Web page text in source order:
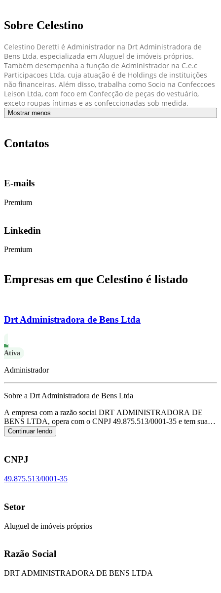
Sobre Celestino
Celestino Deretti é Administrador na Drt Administradora de
Bens Ltda, especializada em Aluguel de imóveis próprios.
Também desempenha a função de Administrador na C.e.c
Participacoes Ltda, cuja atuação é de Holdings de instituições
não financeiras. Além disso, trabalha como Socio na Confeccoes
Leison Ltda, com foco em Confecção de peças do vestuário,
exceto roupas íntimas e as confeccionadas sob medida.
Mostrar menos
Contatos
E-mails
Premium
Linkedin
Premium
Empresas em que Celestino é listado
Drt Administradora de Bens Ltda
Ativa
Administrador
Sobre a Drt Administradora de Bens Ltda
A empresa com a razão social DRT ADMINISTRADORA DE
BENS LTDA, opera com o CNPJ 49.875.513/0001-35 e tem sua
sede localizada em Jaragua do Sul/SC.
atuação é de aluguel de imóveis próprios, de acordo com o código
Continuar lendo
CNPJ
49.875.513/0001-35
Setor
Aluguel de imóveis próprios
Razão Social
DRT ADMINISTRADORA DE BENS LTDA